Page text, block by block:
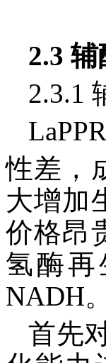
2.3
2.3.1
性差，
大增加
价格昂
氢酶
NADH。
首先